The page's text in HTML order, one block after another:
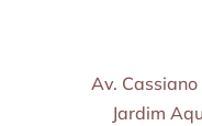
Av.
Jardim